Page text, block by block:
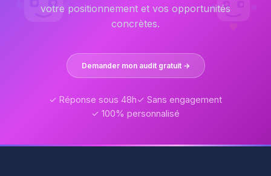
votre positionnement et vos opportunités
concrètes.
Demander mon audit gratuit →
✓ Réponse sous 48h✓ Sans engagement
✓ 100% personnalisé